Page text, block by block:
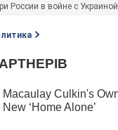
России в войне с Украиной